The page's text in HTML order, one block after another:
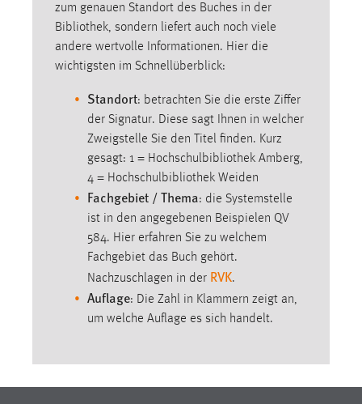
zum genauen Standort des Buches in der
Bibliothek, sondern liefert auch noch viele
andere wertvolle Informationen. Hier die
wichtigsten im Schnellüberblick:
Standort: betrachten Sie die erste Ziffer
der Signatur. Diese sagt Ihnen in welcher
Zweigstelle Sie den Titel finden. Kurz
gesagt: 1 = Hochschulbibliothek Amberg,
4 = Hochschulbibliothek Weiden
Fachgebiet / Thema: die Systemstelle
ist in den angegebenen Beispielen QV
584. Hier erfahren Sie zu welchem
Fachgebiet das Buch gehört.
Nachzuschlagen in der RVK.
Auflage: Die Zahl in Klammern zeigt an,
um welche Auflage es sich handelt.